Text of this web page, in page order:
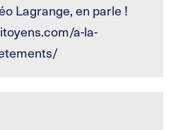
Lagrange, en parle !
a-la-